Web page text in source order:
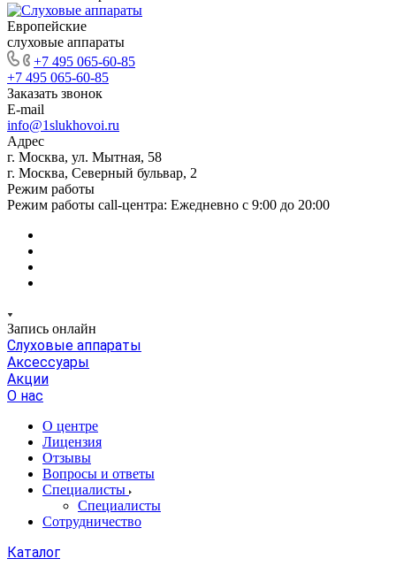
Европейские
слуховые аппараты
+7 495 065-60-85
+7 495 065-60-85
Заказать звонок
E-mail
info@1slukhovoi.ru
Адрес
г. Москва, ул. Мытная, 58
г. Москва, Северный бульвар, 2
Режим работы
Режим работы call-центра: Ежедневно с 9:00 до 20:00
Запись онлайн
Слуховые аппараты
Аксессуары
Акции
О нас
О центре
Лицензия
Отзывы
Вопросы и ответы
Специалисты
Специалисты
Сотрудничество
Каталог